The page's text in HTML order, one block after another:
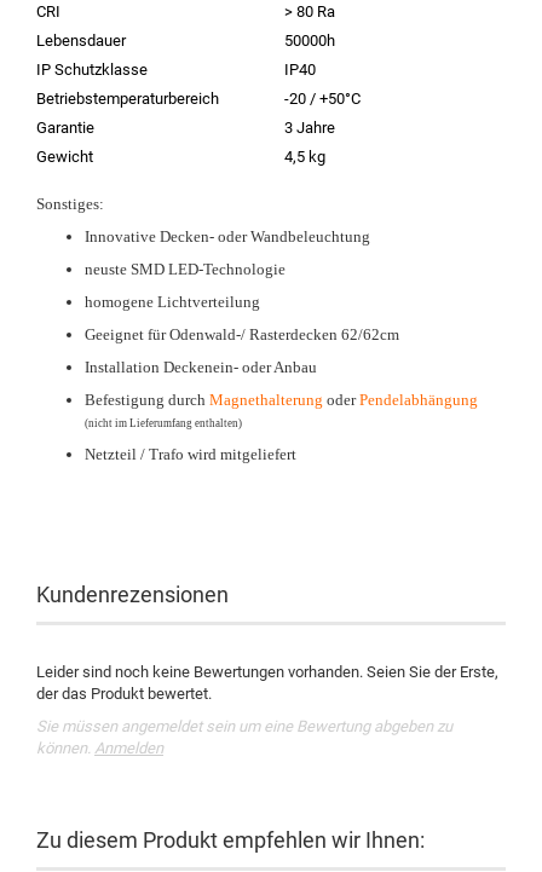
CRI
> 80 Ra
Lebensdauer
50000h
IP Schutzklasse
IP40
Betriebstemperaturbereich
-20 / +50°C
Garantie
3 Jahre
Gewicht
4,5 kg
Sonstiges:
Innovative Decken- oder Wandbeleuchtung
neuste SMD LED-Technologie
homogene Lichtverteilung
Geeignet für Odenwald-/ Rasterdecken 62/62cm
Installation Deckenein- oder Anbau
Befestigung durch Magnethalterung oderPendelabhängung
(nicht im Lieferumfang enthalten)
Netzteil / Trafo wird mitgeliefert
Kundenrezensionen
Leider sind noch keine Bewertungen vorhanden. Seien Sie der Erste,
der das Produkt bewertet.
Sie müssen angemeldet sein um eine Bewertung abgeben zu
können. Anmelden
Zu diesem Produkt empfehlen wir Ihnen: